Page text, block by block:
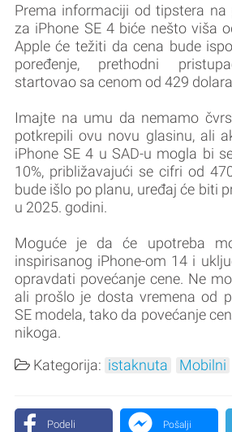
Prema informaciji od tipstera na
za iPhone SE 4 biće nešto viša
Apple će težiti da cena bude
poređenje, prethodni
startovao sa cenom od 429
Imajte na umu da nemamo
potkrepili ovu novu glasinu, ali
iPhone SE 4 u SAD-u mogla bi
10%, približavajući se cifri od
bude išlo po planu, uređaj će biti
u 2025. godini.
Moguće je da će upotreba
inspirisanog iPhone-om 14 i
opravdati povećanje cene. Ne
ali prošlo je dosta vremena od
SE modela, tako da povećanje
nikoga.
Kategorija: istaknuta Mobilni
Podeli Pošalji